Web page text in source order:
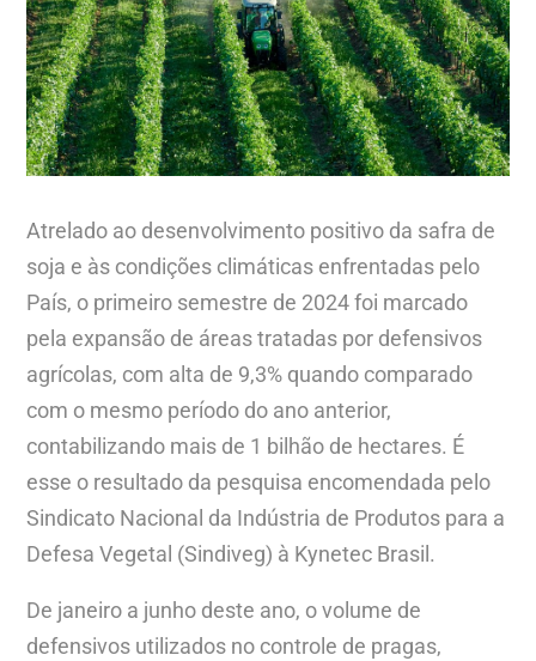
Atrelado ao desenvolvimento positivo da safra de
soja e às condições climáticas enfrentadas pelo
País, o primeiro semestre de 2024 foi marcado
pela expansão de áreas tratadas por defensivos
agrícolas, com alta de 9,3% quando comparado
com o mesmo período do ano anterior,
contabilizando mais de 1 bilhão de hectares. É
esse o resultado da pesquisa encomendada pelo
Sindicato Nacional da Indústria de Produtos para a
Defesa Vegetal (Sindiveg) à Kynetec Brasil.
De janeiro a junho deste ano, o volume de
defensivos utilizados no controle de pragas,